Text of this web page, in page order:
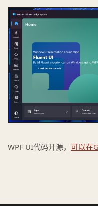
WPF UI代码开源， 可以在